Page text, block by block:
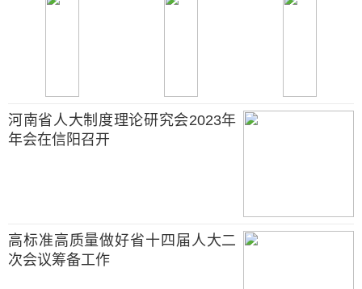
河南省人大制度理论研究会2023年
年会在信阳召开
高标准高质量做好省十四届人大二
次会议筹备工作